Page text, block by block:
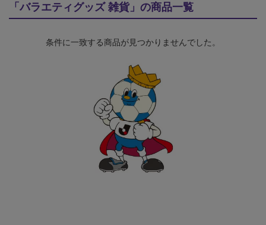
「バラエティグッズ 雑貨」の商品一覧
条件に一致する商品が見つかりませんでした。